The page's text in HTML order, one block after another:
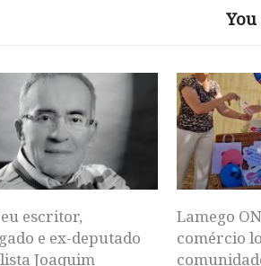
escritor,
e ex-deputado
Joaquim
Lamego
comércio